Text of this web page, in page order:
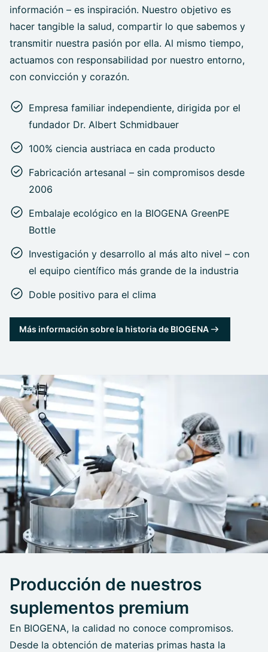
información – es inspiración. Nuestro objetivo es
hacer tangible la salud, compartir lo que sabemos y
transmitir nuestra pasión por ella. Al mismo tiempo,
actuamos con responsabilidad por nuestro entorno,
con convicción y corazón.
Empresa familiar independiente, dirigida por el
fundador Dr. Albert Schmidbauer
100% ciencia austriaca en cada producto
Fabricación artesanal – sin compromisos desde
2006
Embalaje ecológico en la BIOGENA GreenPE
Bottle
Investigación y desarrollo al más alto nivel – con
el equipo científico más grande de la industria
Doble positivo para el clima
Más información sobre la historia de BIOGENA
Producción de nuestros
suplementos premium
En BIOGENA, la calidad no conoce compromisos.
Desde la obtención de materias primas hasta la